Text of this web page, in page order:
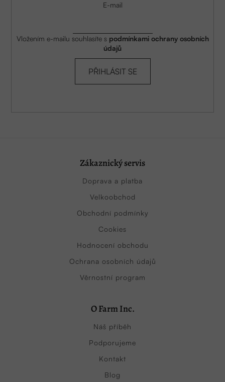
E-mail
Vložením e-mailu souhlasíte s podmínkami ochrany osobních
údajů
PŘIHLÁSIT SE
Zákaznický servis
Doprava a platba
Velkoobchod
Obchodní podmínky
Cookies
Hodnocení obchodu
Ochrana osobních údajů
Věrnostní program
O Farm Inc.
Náš příběh
Podporujeme
Kontakt
Blog